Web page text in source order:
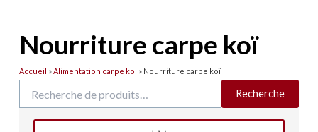
Nourriture carpe koï
Accueil »Alimentation carpe koi » Nourriture carpe koï
pour :
Recherche
Affinez votre recherche